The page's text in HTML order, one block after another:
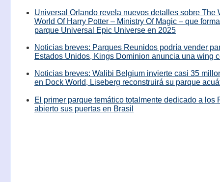
Universal Orlando revela nuevos detalles sobre The
World Of Harry Potter – Ministry Of Magic – que
parque Universal Epic Universe en 2025
Noticias breves: Parques Reunidos podría vender
Estados Unidos, Kings Dominion anuncia una wing
Noticias breves: Walibi Belgium invierte casi 35
en Dock World, Liseberg reconstruirá su parque
El primer parque temático totalmente dedicado a los
abierto sus puertas en Brasil